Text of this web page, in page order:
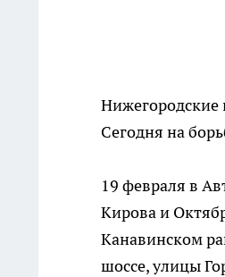
Сегодня на
19 февраля в
Кирова и
Канавинском
шоссе, улицы